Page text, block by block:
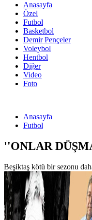
Anasayfa
Özel
Futbol
Basketbol
Demir Pençeler
Voleybol
Hentbol
Diğer
Video
Foto
Anasayfa
Futbol
''ONLAR
Beşiktaş kötü bir sezonu